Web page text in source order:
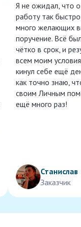
Я не ожидал, что
работу так
много желающих
поручение. Всё
чётко в срок, и
всем моим
кинул себе ещё
как точно знаю,
своим Личным
ещё много раз!
Станислав
Заказчик